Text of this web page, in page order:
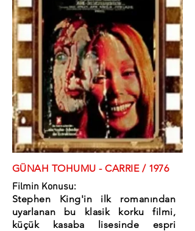
GÜNAH TOHUMU - CARRIE / 1976
Filmin Konusu:
Stephen King'in ilk romanından
uyarlanan bu klasik korku filmi,
küçük kasaba lisesinde espri